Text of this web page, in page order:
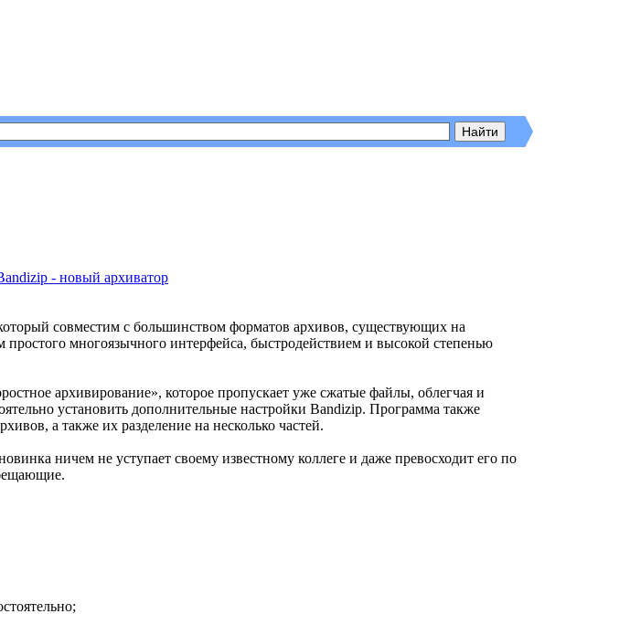
совместим с большинством форматов архивов, существующих на
многоязычного интерфейса, быстродействием и высокой степенью
архивирование», которое пропускает уже сжатые файлы, облегчая и
установить дополнительные настройки Bandizip. Программа также
а также их разделение на несколько частей.
ничем не уступает своему известному коллеге и даже превосходит его по